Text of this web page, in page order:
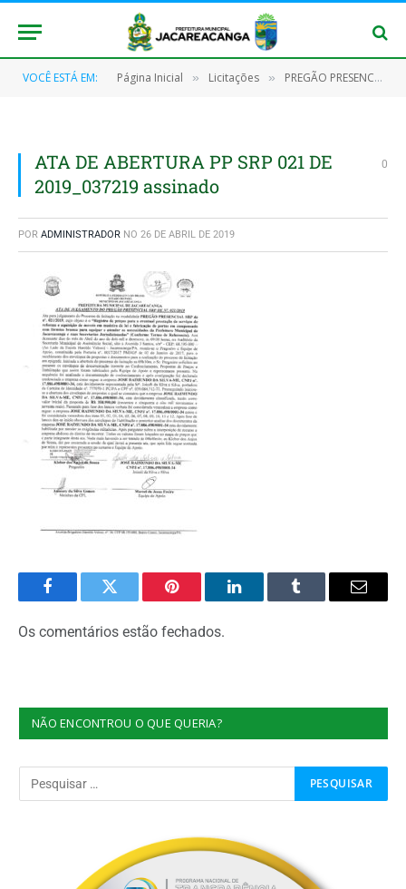
VOCÊ ESTÁ EM: Página Inicial » Licitações » PREGÃO PRESENCIAL SRP Nº 021/2019-PMJ (Registro de preços para a eventual prestação de serviços de reforma e aquisição de moveis em madeira de lei e fabricação de portas em compensado com fórmica branca para equipar)
ATA DE ABERTURA PP SRP 021 DE
2019_037219 assinado
0
POR ADMINISTRADOR NO 26 DE ABRIL DE 2019
FacebookTwitter Pinterest O
Tumblr
E-
Os comentários estão fechados.
NÃO ENCONTROU O QUE QUERIA?